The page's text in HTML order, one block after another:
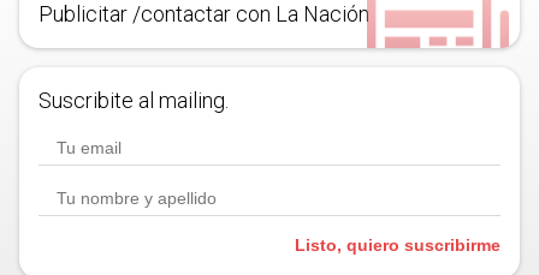
Publicitar /contactar con La Nación
Suscribite al mailing.
Listo, quiero suscribirme